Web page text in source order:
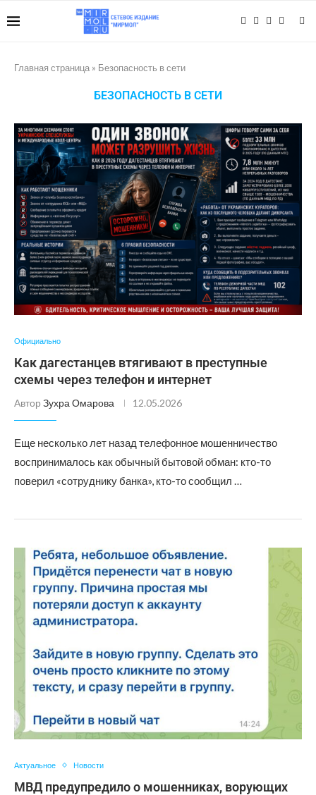
Главная страница » Безопасность в сети
БЕЗОПАСНОСТЬ В СЕТИ
Официально
Как дагестанцев втягивают в преступные
схемы через телефон и интернет
Автор Зухра Омарова 12.05.2026
Еще несколько лет назад телефонное мошенничество
воспринималось как обычный бытовой обман: кто-то
поверил «сотруднику банка», кто-то сообщил …
Актуальное Новости
МВД предупредило о мошенниках, ворующих